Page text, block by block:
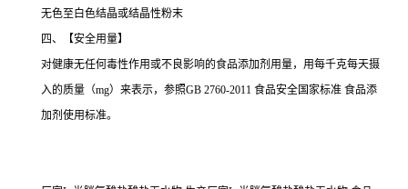
无色至白色结晶或结晶性粉末
四、【安全用量】
对健康无任何毒性作用或不良影响的食品添加剂用量，用每千克每天摄
入的质量（mg）来表示，参照GB 2760-2011 食品安全国家标准 食品添
加剂使用标准。